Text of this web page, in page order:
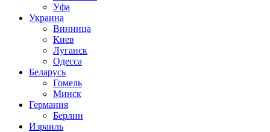
Уфа
Украина
Винница
Киев
Луганск
Одесса
Беларусь
Гомель
Минск
Германия
Берлин
Израиль